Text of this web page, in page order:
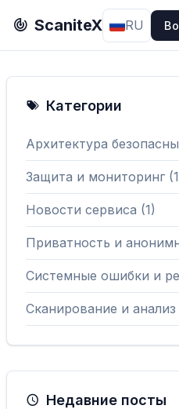
ScaniteX RU
Категории
Архитектура
Защита и мониторинг
Новости сервиса (1)
Приватность и
Системные ошибки и
Сканирование и анализ
Недавние посты